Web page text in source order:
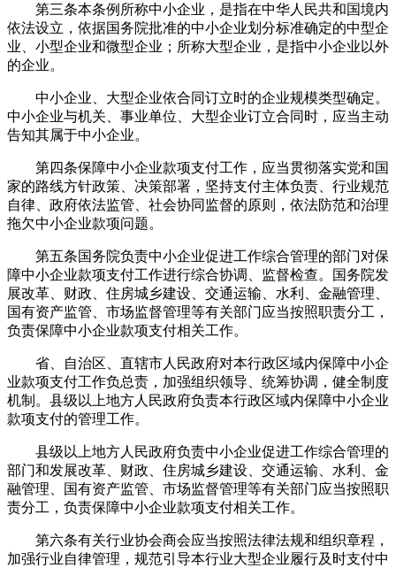
第三条本条例所称中小企业，是指在中华人民共和国境内
依法设立，依据国务院批准的中小企业划分标准确定的中型企
业、小型企业和微型企业；所称大型企业，是指中小企业以外
的企业。
中小企业、大型企业依合同订立时的企业规模类型确定。
中小企业与机关、事业单位、大型企业订立合同时，应当主动
告知其属于中小企业。
第四条保障中小企业款项支付工作，应当贯彻落实党和国
家的路线方针政策、决策部署，坚持支付主体负责、行业规范
自律、政府依法监管、社会协同监督的原则，依法防范和治理
拖欠中小企业款项问题。
第五条国务院负责中小企业促进工作综合管理的部门对保
障中小企业款项支付工作进行综合协调、监督检查。国务院发
展改革、财政、住房城乡建设、交通运输、水利、金融管理、
国有资产监管、市场监督管理等有关部门应当按照职责分工，
负责保障中小企业款项支付相关工作。
省、自治区、直辖市人民政府对本行政区域内保障中小企
业款项支付工作负总责，加强组织领导、统筹协调，健全制度
机制。县级以上地方人民政府负责本行政区域内保障中小企业
款项支付的管理工作。
县级以上地方人民政府负责中小企业促进工作综合管理的
部门和发展改革、财政、住房城乡建设、交通运输、水利、金
融管理、国有资产监管、市场监督管理等有关部门应当按照职
责分工，负责保障中小企业款项支付相关工作。
第六条有关行业协会商会应当按照法律法规和组织章程，
加强行业自律管理，规范引导本行业大型企业履行及时支付中